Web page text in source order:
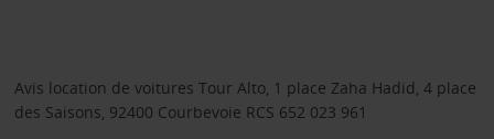
Avis location de voitures Tour Alto, 1 place Zaha Hadid, 4 place
des Saisons, 92400 Courbevoie RCS 652 023 961